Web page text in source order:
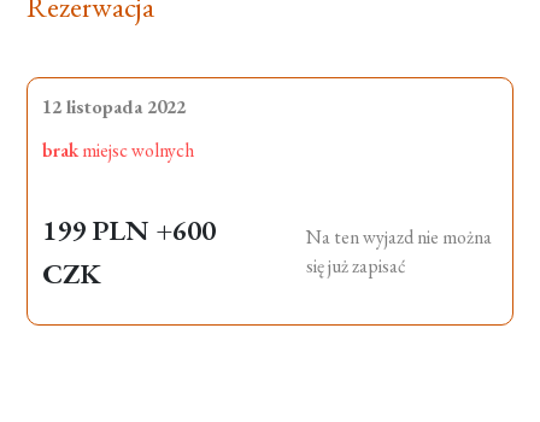
12 listopada 2022
brakmiejsc wolnych
199 PLN +600
CZK
Na ten wyjazd nie można
się już zapisać